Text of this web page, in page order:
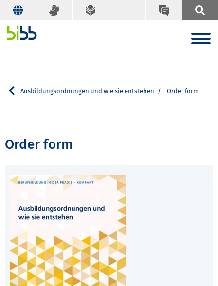
Ausbildungsordnungen und wie sie entstehen Order form
Order form